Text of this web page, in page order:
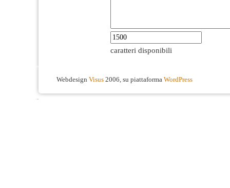
caratteri disponibili
Webdesign Visus 2006, su piattaforma WordPress